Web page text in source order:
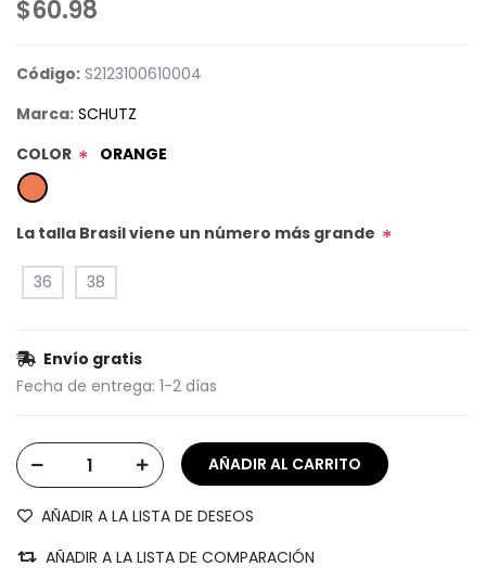
$60.98
Código: S2123100610004
Marca: SCHUTZ
COLOR * ORANGE
La talla Brasil viene un número más grande *
36 38
Envío gratis
Fecha de entrega: 1-2 días
AÑADIR A LA LISTA DE DESEOS
AÑADIR A LA LISTA DE COMPARACIÓN